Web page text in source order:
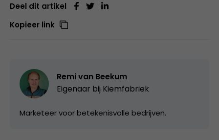
Deel dit artikel
Kopieer link
Remi van Beekum
Eigenaar bij Kiemfabriek
Marketeer voor betekenisvolle bedrijven.